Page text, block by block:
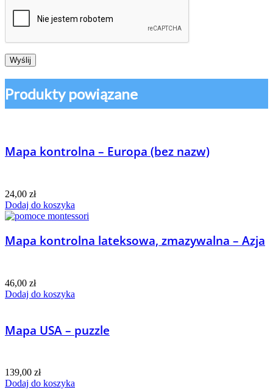
Produkty powiązane
Mapa kontrolna – Europa (bez nazw)
24,00 zł
Dodaj do koszyka
Mapa kontrolna lateksowa, zmazywalna – Azja
46,00 zł
Dodaj do koszyka
Mapa USA – puzzle
139,00 zł
Dodaj do koszyka